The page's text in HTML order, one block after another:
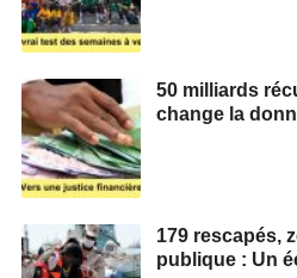
50 milliards
change la
179 rescapés,
publique : Un